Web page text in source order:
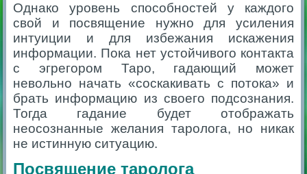
Однако уровень способностей у каждого
свой и посвящение нужно для усиления
интуиции и для избежания искажения
информации. Пока нет устойчивого контакта
с эгрегором Таро, гадающий может
невольно начать «соскакивать с потока» и
брать информацию из своего подсознания.
Тогда гадание будет отображать
неосознанные желания таролога, но никак
не истинную ситуацию.
Посвящение таролога